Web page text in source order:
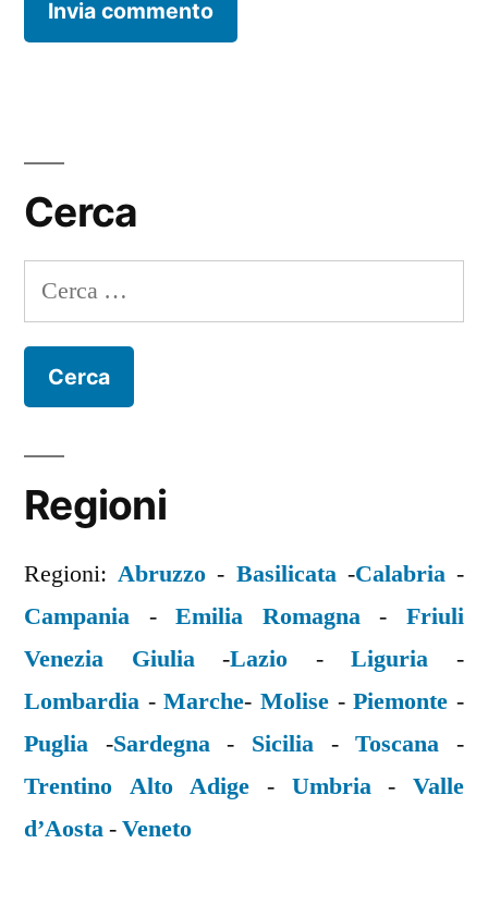
Cerca
Ricerca
per:
Regioni
Regioni:Abruzzo - Basilicata-Calabria-
Campania -Emilia Romagna-Friuli
Venezia Giulia-Lazio -Liguria -
Lombardia -Marche-Molise -Piemonte -
Puglia -Sardegna- Sicilia -Toscana -
Trentino Alto Adige - Umbria-Valle
d’Aosta-Veneto